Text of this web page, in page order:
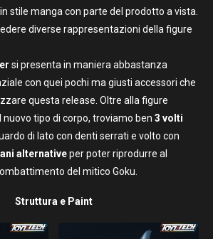
stile manga con parte del prodotto a vista.
diverse rappresentazioni della figure
si presenta in maniera abbastanza
con quei pochi ma giusti accessori che
questa release. Oltre alla figure
tipo di corpo, troviamo ben 3 volti
di lato con denti serrati e volto con
alternativeper poter riprodurre al
del mitico Goku.
Struttura e Paint